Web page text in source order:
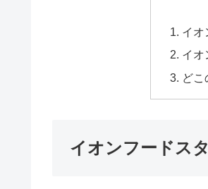
イオ
イオ
ど
イオンフードス